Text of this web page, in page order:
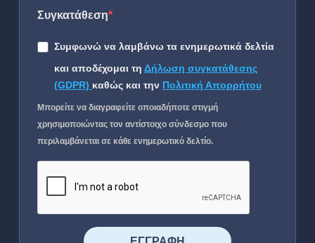
Συγκατάθεση
Συμφωνώ να λαμβάνω τα ενημερωτικά δελτία
και αποδέχομαι τη Δήλωση συγκατάθεσης
(GDPR) καθώς και την Πολιτική Απορρήτου
Μπορείτε να διαγραφείτε οποιαδήποτε στιγμή
χρησιμοποιώντας τον αντίστοιχο σύνδεσμο που
περιλαμβάνεται σε κάθε ενημερωτικό δελτίο.